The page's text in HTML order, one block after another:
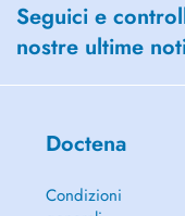
Seguici e
nostre ultime
Doctena
Condizioni